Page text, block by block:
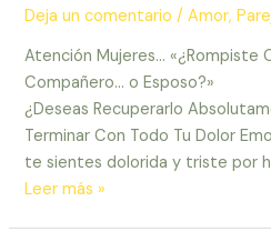
Método
y
práctico
Deja un comentario /Amor,
Atención Mujeres… «¿Rompiste
Compañero… o Esposo?»
¿Deseas Recuperarlo
Terminar Con Todo Tu Dolor
te sientes dolorida y triste por
QUIERES
Leer más »